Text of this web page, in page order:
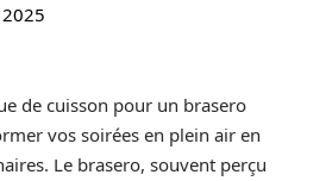
de cuisson pour un brasero
vos soirées en plein air en
Le brasero, souvent perçu